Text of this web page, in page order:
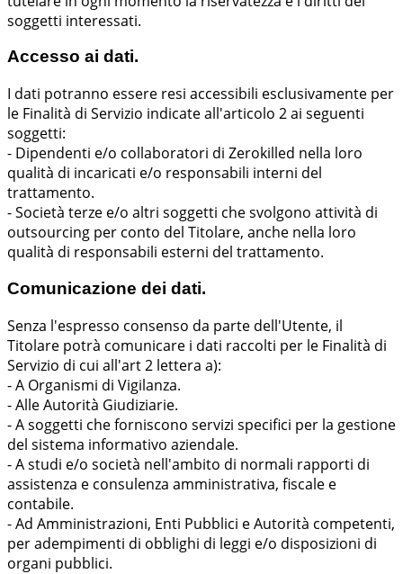
soggetti interessati.
Accesso ai dati.
I dati potranno essere resi accessibili esclusivamente per
le Finalità di Servizio indicate all'articolo 2 ai seguenti
soggetti:
- Dipendenti e/o collaboratori di Zerokilled nella loro
qualità di incaricati e/o responsabili interni del
trattamento.
- Società terze e/o altri soggetti che svolgono attività di
outsourcing per conto del Titolare, anche nella loro
qualità di responsabili esterni del trattamento.
Comunicazione dei dati.
Senza l'espresso consenso da parte dell'Utente, il
Titolare potrà comunicare i dati raccolti per le Finalità di
Servizio di cui all'art 2 lettera a):
- A Organismi di Vigilanza.
- Alle Autorità Giudiziarie.
- A soggetti che forniscono servizi specifici per la gestione
del sistema informativo aziendale.
- A studi e/o società nell'ambito di normali rapporti di
assistenza e consulenza amministrativa, fiscale e
contabile.
- Ad Amministrazioni, Enti Pubblici e Autorità competenti,
per adempimenti di obblighi di leggi e/o disposizioni di
organi pubblici.